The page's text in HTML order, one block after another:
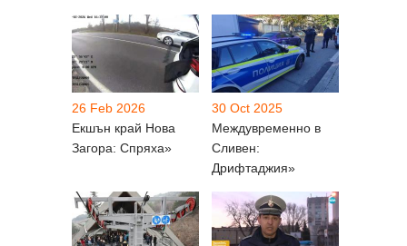
26 Feb 2026
Екшън край Нова
Загора: Спряха»
30 Oct 2025
Междувременно в
Сливен:
Дрифтаджия»